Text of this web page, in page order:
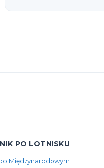
PO LOTNISKU
Międzynarodowym